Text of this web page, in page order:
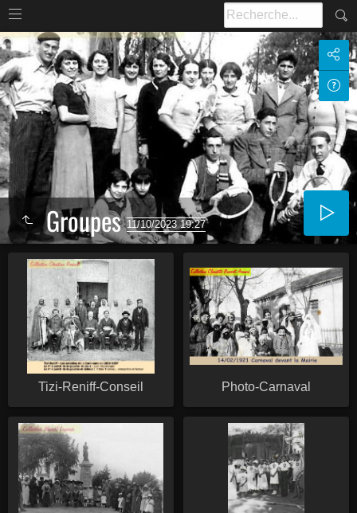
Groupes11/10/2023 19:27
Tizi-Reniff-Conseil Photo-Carnaval